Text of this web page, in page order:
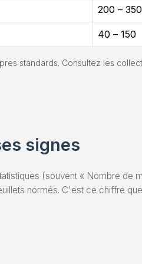
200 – 350
40 – 150
standards. Consultez les
signes
(souvent « Nombre de
normés. C'est ce chiffre